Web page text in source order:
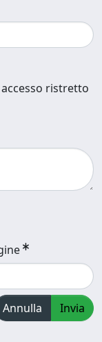
ristretto
Annulla Invia